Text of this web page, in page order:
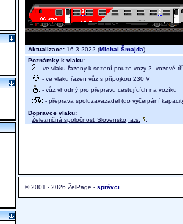
Aktualizace: 16.3.2022 (Michal Šmajda)
Poznámky k vlaku:
- ve vlaku řazeny k sezení pouze vozy 2. vozové
- ve vlaku řazen vůz s přípojkou 230 V
- vůz vhodný pro přepravu cestujících na vozíku
- přeprava spoluzavazadel (do vyčerpání
Dopravce vlaku:
Železničná spoločnosť Slovensko, a.s.
;
© 2001 - 2026 ŽelPage - správci